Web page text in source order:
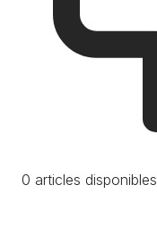
0 articles disponibles